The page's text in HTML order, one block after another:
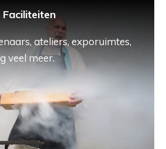
ateliers, exporuimtes,
veel meer.